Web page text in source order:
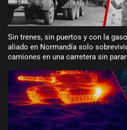
Sin trenes, sin puertos y con la
aliado en Normandía solo
camiones en una carretera sin